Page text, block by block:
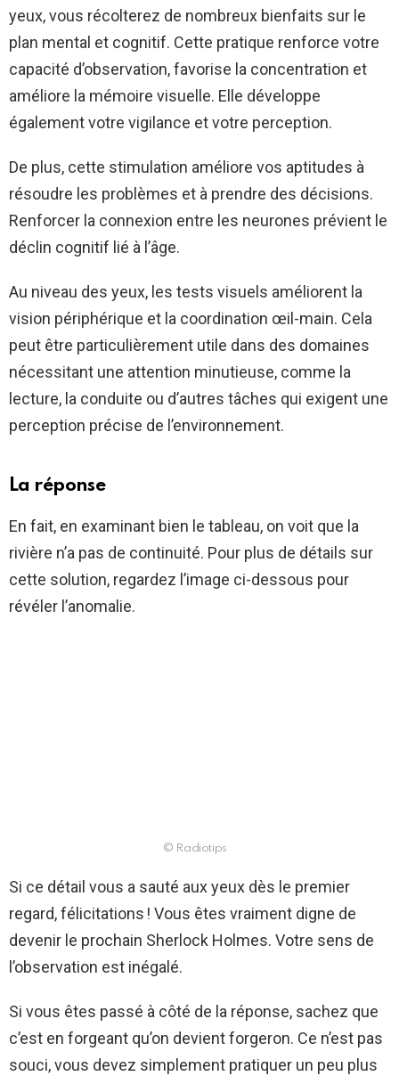
yeux, vous récolterez de nombreux bienfaits sur le
plan mental et cognitif. Cette pratique renforce votre
capacité d’observation, favorise la concentration et
améliore la mémoire visuelle. Elle développe
également votre vigilance et votre perception.
De plus, cette stimulation améliore vos aptitudes à
résoudre les problèmes et à prendre des décisions.
Renforcer la connexion entre les neurones prévient le
déclin cognitif lié à l’âge.
Au niveau des yeux, les tests visuels améliorent la
vision périphérique et la coordination œil-main. Cela
peut être particulièrement utile dans des domaines
nécessitant une attention minutieuse, comme la
lecture, la conduite ou d’autres tâches qui exigent une
perception précise de l’environnement.
La réponse
En fait, en examinant bien le tableau, on voit que la
rivière n’a pas de continuité. Pour plus de détails sur
cette solution, regardez l’image ci-dessous pour
révéler l’anomalie.
© Radiotips
Si ce détail vous a sauté aux yeux dès le premier
regard, félicitations ! Vous êtes vraiment digne de
devenir le prochain Sherlock Holmes. Votre sens de
l’observation est inégalé.
Si vous êtes passé à côté de la réponse, sachez que
c’est en forgeant qu’on devient forgeron. Ce n’est pas
souci, vous devez simplement pratiquer un peu plus